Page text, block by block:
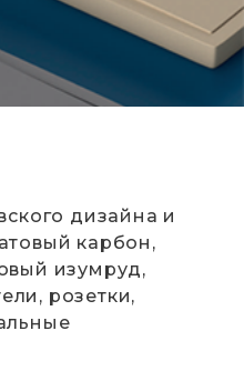
дизайна и
карбон,
изумруд,
розетки,